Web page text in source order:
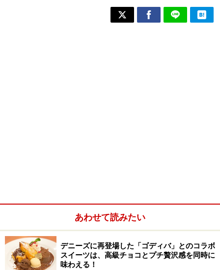
あわせて読みたい
デニーズに再登場した「ゴディバ」とのコラボ
スイーツは、高級チョコとプチ贅沢感を同時に
味わえる！